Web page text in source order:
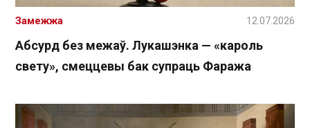
Абсурд без межаў. Лукашэнка — «кароль
свету», смеццевы бак супраць Фаража
Замежжа 12.07.2026